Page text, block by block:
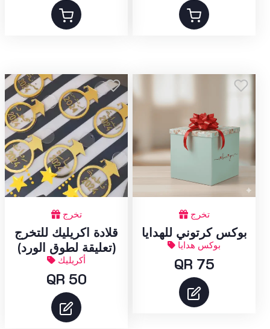
تخرج
قلادة اكريليك للتخرج
(تعليقة لطوق الورد)
أكريليك
QR 50
تخرج
بوكس كرتوني للهدايا
بوكس هدايا
QR 75